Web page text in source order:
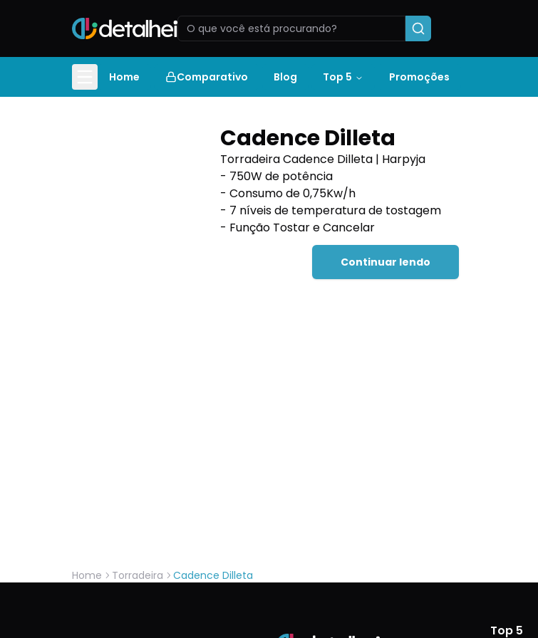
Home Comparativo Blog Top 5 Promoções
Cadence Dilleta
Torradeira Cadence Dilleta | Harpyja
- 750W de potência
- Consumo de 0,75Kw/h
- 7 níveis de temperatura de tostagem
- Função Tostar e Cancelar
Continuar lendo
Home Torradeira Cadence Dilleta
Top 5